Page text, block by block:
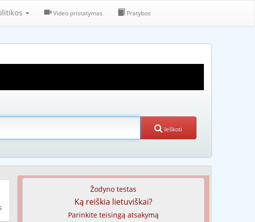
Video pristatymas Pratybos
Ieškoti
Žodyno testas
Ką reiškia lietuviškai?
Parinkite teisingą atsakymą